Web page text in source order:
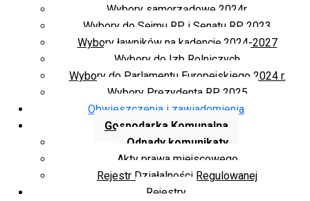
Wybory samorządowe 2024r.
Wybory do Sejmu RP i Senatu RP 2023
Wybory ławników na kadencję 2024-2027
Wybory do Izb Rolniczych
Wybory do Parlamentu Europejskiego 2024 r.
Wybory Prezydenta RP 2025
Obwieszczenia i zawiadomienia
Gospodarka Komunalna
Odpady komunikaty
Akty prawa miejscowego
Rejestr Działalności Regulowanej
Rejestry